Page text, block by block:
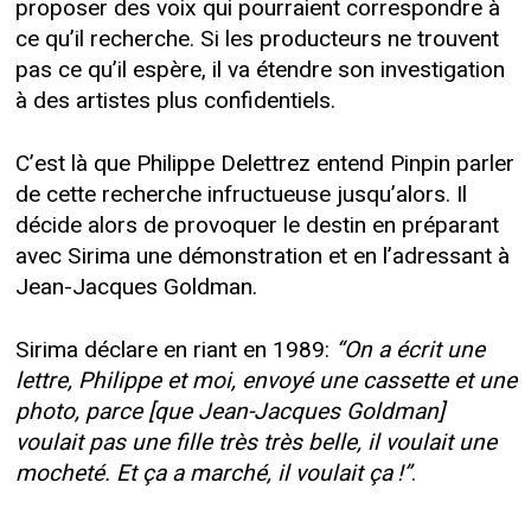
proposer des voix qui pourraient correspondre à
ce qu’il recherche. Si les producteurs ne trouvent
pas ce qu’il espère, il va étendre son investigation
à des artistes plus confidentiels.
C’est là que Philippe Delettrez entend Pinpin parler
de cette recherche infructueuse jusqu’alors. Il
décide alors de provoquer le destin en préparant
avec Sirima une démonstration et en l’adressant à
Jean-Jacques Goldman.
Sirima déclare en riant en 1989: “On a écrit une
lettre, Philippe et moi, envoyé une cassette et une
photo, parce [que Jean-Jacques Goldman]
voulait pas une fille très très belle, il voulait une
mocheté. Et ça a marché, il voulait ça !”.